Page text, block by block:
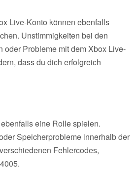
Live-Konto können ebenfalls
Unstimmigkeiten bei den
oder Probleme mit dem Xbox Live-
dass du dich erfolgreich
eine Rolle spielen.
Speicherprobleme innerhalb der
Fehlercodes,